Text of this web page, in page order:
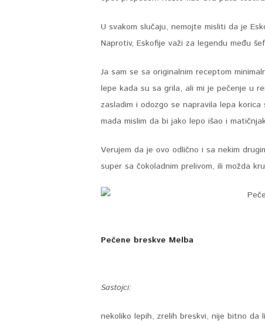
U svakom slučaju, nemojte misliti da je
Naprotiv, Eskofije važi za legendu među
Ja sam se sa originalnim receptom
lepe kada su sa grila, ali mi je pečenje u
zasladim i odozgo se napravila lepa
mada mislim da bi jako lepo išao i
Verujem da je ovo odlično i sa nekim
super sa čokoladnim prelivom, ili možda
Pečene breskve Melba
Sastojci:
nekoliko lepih, zrelih breskvi, nije bitno da